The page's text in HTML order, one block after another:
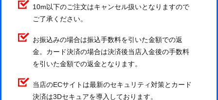
10m以下のご注文はキャンセル扱いとなりますので
ご了承ください。
お振込みの場合は振込手数料を引いた金額での返
金。カード決済の場合は決済後当店入金後の手数料
を引いた金額での返金となります。
当店のECサイトは最新のセキュリティ対策とカード
決済は3Dセキュアを導入しております。